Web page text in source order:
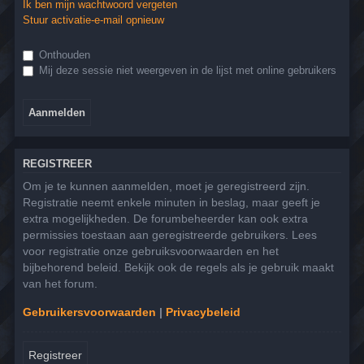
Ik ben mijn wachtwoord vergeten
Stuur activatie-e-mail opnieuw
Onthouden
Mij deze sessie niet weergeven in de lijst met online gebruikers
REGISTREER
Om je te kunnen aanmelden, moet je geregistreerd zijn.
Registratie neemt enkele minuten in beslag, maar geeft je
extra mogelijkheden. De forumbeheerder kan ook extra
permissies toestaan aan geregistreerde gebruikers. Lees
voor registratie onze gebruiksvoorwaarden en het
bijbehorend beleid. Bekijk ook de regels als je gebruik maakt
van het forum.
Gebruikersvoorwaarden | Privacybeleid
Registreer